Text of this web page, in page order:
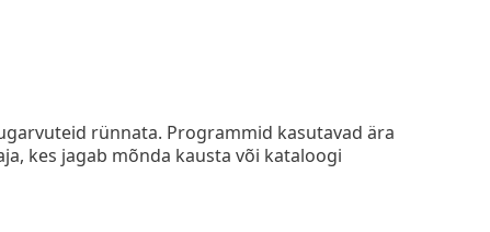
rünnata. Programmid kasutavad ära
kes jagab mõnda kausta või kataloogi